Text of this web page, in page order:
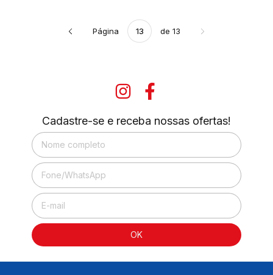
Página de 13
Cadastre-se e receba nossas ofertas!